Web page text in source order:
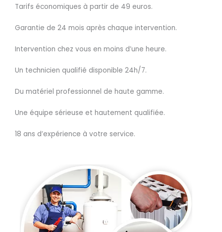
Tarifs économiques à partir de 49 euros.
Garantie de 24 mois après chaque intervention.
Intervention chez vous en moins d’une heure.
Un technicien qualifié disponible 24h/7.
Du matériel professionnel de haute gamme.
Une équipe sérieuse et hautement qualifiée.
18 ans d’expérience à votre service.